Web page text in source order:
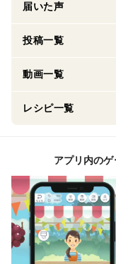
届いた声
投稿一覧
動画一覧
レシピ一覧
アプリ内の